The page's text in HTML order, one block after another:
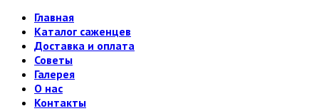
Главная
Каталог саженцев
Доставка и оплата
Советы
Галерея
О нас
Контакты